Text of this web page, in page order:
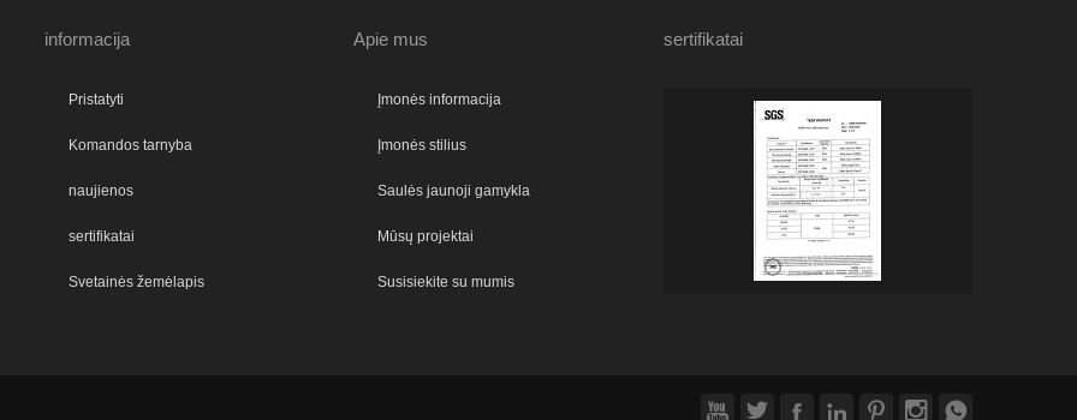
informacija
Pristatyti
Komandos tarnyba
naujienos
sertifikatai
Svetainės žemėlapis
Apie mus
Įmonės informacija
Įmonės stilius
Saulės jaunoji gamykla
Mūsų projektai
Susisiekite su mumis
sertifikatai
      